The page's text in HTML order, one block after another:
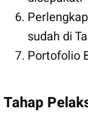
sudah di
Portofolio
Tahap